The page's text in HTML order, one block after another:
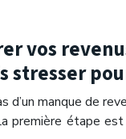
vos
stresser
d’un manque de
première étape